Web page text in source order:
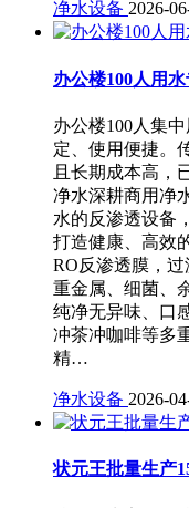
净水设备 2026-
办公楼100人用
办公楼100人集
定、使用便捷。
且长期成本高，
净水深耕商用净
水的反渗透设备
打造健康、高效
RO反渗透膜，过
重金属、细菌、
纯净无异味、口
冲茶冲咖啡等多
精…
净水设备 2026-
状元王批量生产